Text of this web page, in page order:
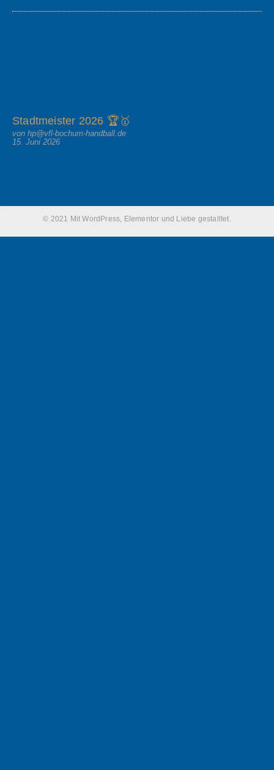
Stadtmeister 2026 🏆🥇
von hp@vfl-bochum-handball.de
15. Juni 2026
© 2021 Mit WordPress, Elementor und Liebe gestalltet.